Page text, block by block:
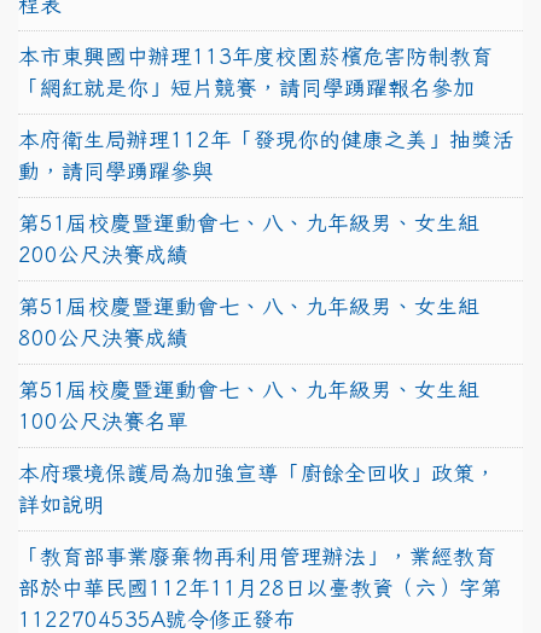
本市東興國中辦理113年度校園菸檳危害防制教育
「網紅就是你」短片競賽，請同學踴躍報名參加
本府衛生局辦理112年「發現你的健康之美」抽獎活
動，請同學踴躍參與
第51屆校慶暨運動會七、八、九年級男、女生組
200公尺決賽成績
第51屆校慶暨運動會七、八、九年級男、女生組
800公尺決賽成績
第51屆校慶暨運動會七、八、九年級男、女生組
100公尺決賽名單
本府環境保護局為加強宣導「廚餘全回收」政策，
詳如說明
「教育部事業廢棄物再利用管理辦法」，業經教育
部於中華民國112年11月28日以臺教資（六）字第
1122704535A號令修正發布